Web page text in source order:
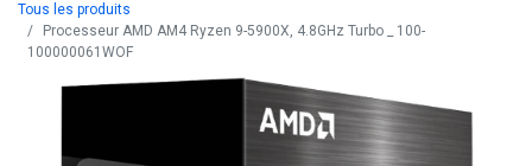
Tous les produits
Processeur AMD AM4 Ryzen 9-5900X, 4.8GHz Turbo _ 100-
100000061WOF